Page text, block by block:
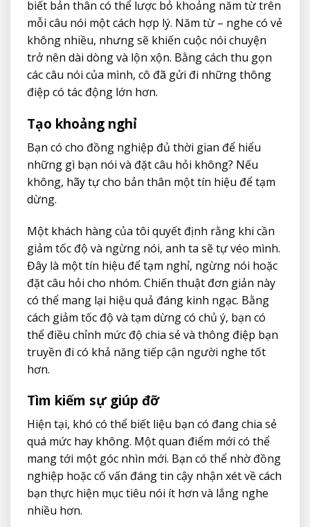
biết bản thân có thể lược bỏ khoảng năm từ trên
mỗi câu nói một cách hợp lý. Năm từ – nghe có vẻ
không nhiều, nhưng sẽ khiến cuộc nói chuyện
trở nên dài dòng và lộn xộn. Bằng cách thu gọn
các câu nói của mình, cô đã gửi đi những thông
điệp có tác động lớn hơn.
Tạo khoảng nghỉ
Bạn có cho đồng nghiệp đủ thời gian để hiểu
những gì bạn nói và đặt câu hỏi không? Nếu
không, hãy tự cho bản thân một tín hiệu để tạm
dừng.
Một khách hàng của tôi quyết định rằng khi cần
giảm tốc độ và ngừng nói, anh ta sẽ tự véo mình.
Đây là một tín hiệu để tạm nghỉ, ngừng nói hoặc
đặt câu hỏi cho nhóm. Chiến thuật đơn giản này
có thể mang lại hiệu quả đáng kinh ngạc. Bằng
cách giảm tốc độ và tạm dừng có chủ ý, bạn có
thể điều chỉnh mức độ chia sẻ và thông điệp bạn
truyền đi có khả năng tiếp cận người nghe tốt
hơn.
Tìm kiếm sự giúp đỡ
Hiện tại, khó có thể biết liệu bạn có đang chia sẻ
quá mức hay không. Một quan điểm mới có thể
mang tới một góc nhìn mới. Bạn có thể nhờ đồng
nghiệp hoặc cố vấn đáng tin cậy nhận xét về cách
bạn thực hiện mục tiêu nói ít hơn và lắng nghe
nhiều hơn.